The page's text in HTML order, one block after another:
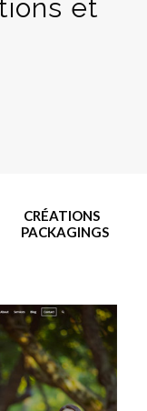
et
CRÉATIONS
PACKAGINGS